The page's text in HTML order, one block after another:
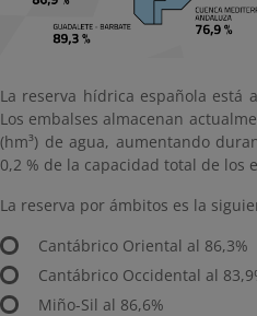
La reserva hídrica española está
Los embalses almacenan
(hm³) de agua, aumentando
0,2 % de la capacidad total de los
La reserva por ámbitos es la
Cantábrico Oriental al 86,3%
Cantábrico Occidental al
Miño-Sil al 86,6%